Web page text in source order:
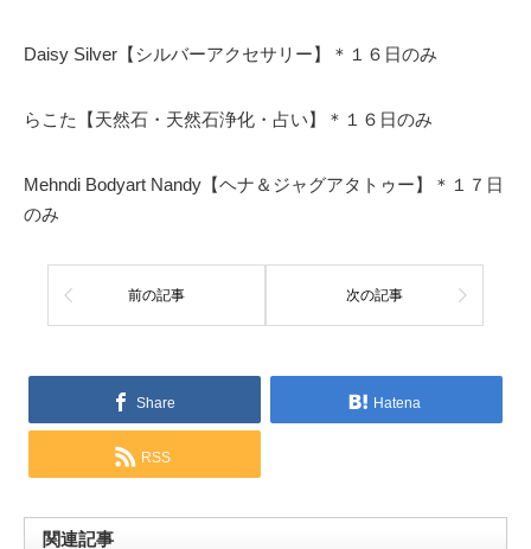
Daisy Silver【シルバーアクセサリー】＊１６日のみ
らこた【天然石・天然石浄化・占い】＊１６日のみ
Mehndi Bodyart Nandy【ヘナ＆ジャグアタトゥー】＊１７日
のみ
前の記事 次の記事
Share Hatena
RSS
関連記事